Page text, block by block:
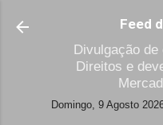
Avançar para
Feed
Divulgação de
Direitos e
Domingo, 9 Agosto